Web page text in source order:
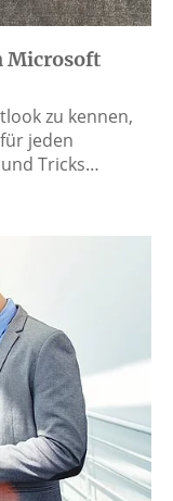
Microsoft
zu kennen,
jeden
Tricks…